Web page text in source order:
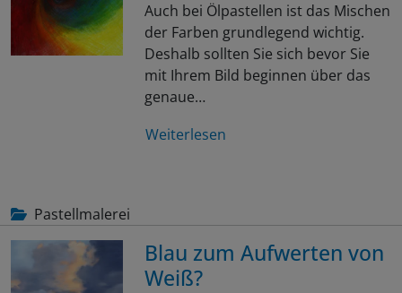
Auch bei Ölpastellen ist das Mischen
der Farben grundlegend wichtig.
Deshalb sollten Sie sich bevor Sie
mit Ihrem Bild beginnen über das
genaue…
Weiterlesen
Pastellmalerei
Blau zum Aufwerten von
Weiß?